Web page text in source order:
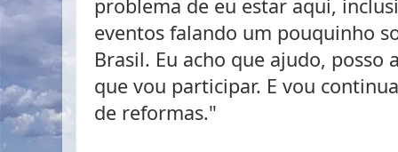
problema de eu estar aqui,
eventos falando um pouquinho
Brasil. Eu acho que ajudo, posso
que vou participar. E vou
de reformas."